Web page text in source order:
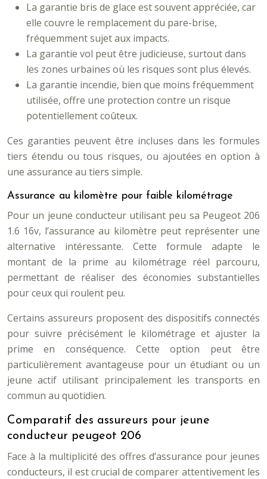
La garantie bris de glace est souvent appréciée, car
elle couvre le remplacement du pare-brise,
fréquemment sujet aux impacts.
La garantie vol peut être judicieuse, surtout dans
les zones urbaines où les risques sont plus élevés.
La garantie incendie, bien que moins fréquemment
utilisée, offre une protection contre un risque
potentiellement coûteux.
Ces garanties peuvent être incluses dans les formules
tiers étendu ou tous risques, ou ajoutées en option à
une assurance au tiers simple.
Assurance au kilomètre pour faible kilométrage
Pour un jeune conducteur utilisant peu sa Peugeot 206
1.6 16v, l’assurance au kilomètre peut représenter une
alternative intéressante. Cette formule adapte le
montant de la prime au kilométrage réel parcouru,
permettant de réaliser des économies substantielles
pour ceux qui roulent peu.
Certains assureurs proposent des dispositifs connectés
pour suivre précisément le kilométrage et ajuster la
prime en conséquence. Cette option peut être
particulièrement avantageuse pour un étudiant ou un
jeune actif utilisant principalement les transports en
commun au quotidien.
Comparatif des assureurs pour jeune
conducteur peugeot 206
Face à la multiplicité des offres d’assurance pour jeunes
conducteurs, il est crucial de comparer attentivement les